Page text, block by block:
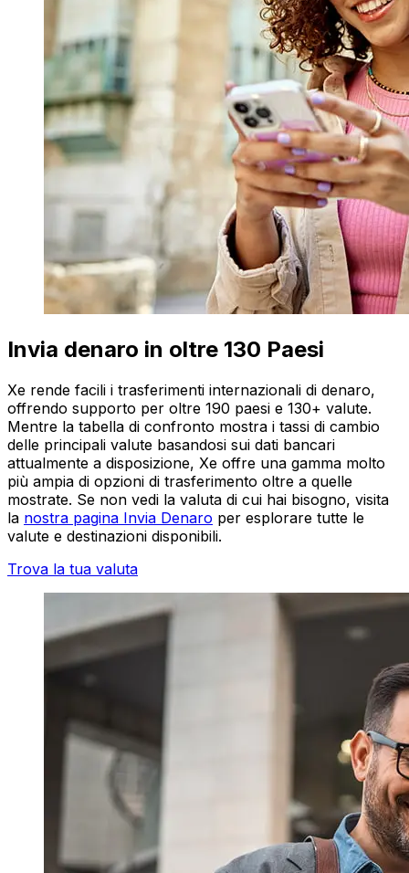
Invia denaro in oltre 130 Paesi
Xe rende facili i trasferimenti internazionali di denaro,
offrendo supporto per oltre 190 paesi e 130+ valute.
Mentre la tabella di confronto mostra i tassi di cambio
delle principali valute basandosi sui dati bancari
attualmente a disposizione, Xe offre una gamma molto
più ampia di opzioni di trasferimento oltre a quelle
mostrate. Se non vedi la valuta di cui hai bisogno, visita
la nostra pagina Invia Denaro per esplorare tutte le
valute e destinazioni disponibili.
Trova la tua valuta